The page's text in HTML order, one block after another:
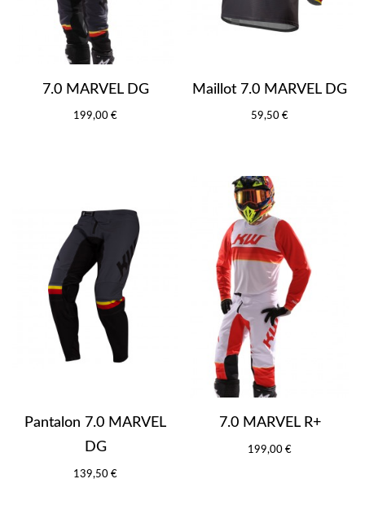
7.0 MARVEL DG
199,00 €
Maillot 7.0 MARVEL DG
59,50 €
Pantalon 7.0 MARVEL
DG
139,50 €
7.0 MARVEL R+
199,00 €